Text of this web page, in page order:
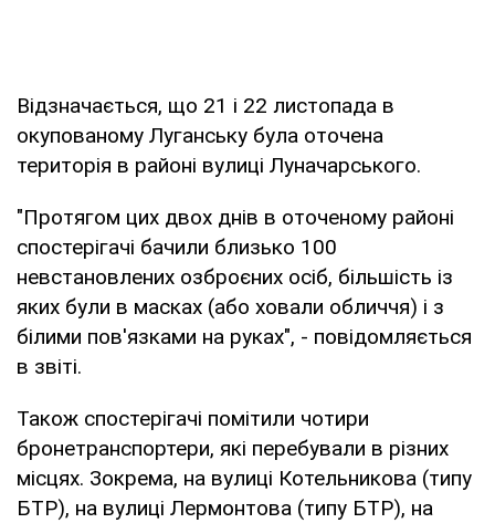
Відзначається, що 21 і 22 листопада в
окупованому Луганську була оточена
територія в районі вулиці Луначарського.
"Протягом цих двох днів в оточеному районі
спостерігачі бачили близько 100
невстановлених озброєних осіб, більшість із
яких були в масках (або ховали обличчя) і з
білими пов'язками на руках", - повідомляється
в звіті.
Також спостерігачі помітили чотири
бронетранспортери, які перебували в різних
місцях. Зокрема, на вулиці Котельникова (типу
БТР), на вулиці Лермонтова (типу БТР), на